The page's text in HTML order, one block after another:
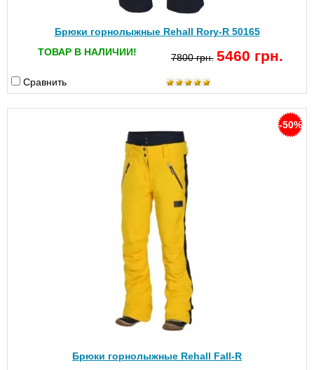
Брюки горнолыжные Rehall Rory-R 50165
ТОВАР В НАЛИЧИИ!
7800 грн. 5460 грн.
Сравнить
-50%
Брюки горнолыжные Rehall Fall-R